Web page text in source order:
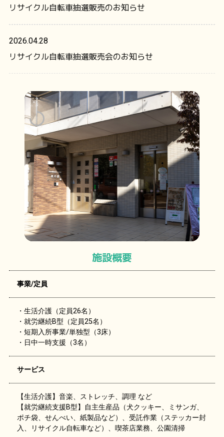
リサイクル自転車抽選販売のお知らせ
2026.04.28
リサイクル自転車抽選販売会のお知らせ
施設概要
事業/定員
・生活介護（定員26名）
・就労継続B型（定員25名）
・短期入所事業/単独型（3床）
・日中一時支援（3名）
サービス
【生活介護】音楽、ストレッチ、調理 など
【就労継続支援B型】自主生産品（犬クッキー、ミサンガ、
ポチ袋、せんべい、紙製品など）、受託作業（ステッカー封
入、リサイクル自転車など）、喫茶店業務、公園清掃